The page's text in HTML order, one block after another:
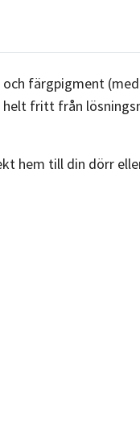
färgpigment
helt fritt från
hem till din dörr